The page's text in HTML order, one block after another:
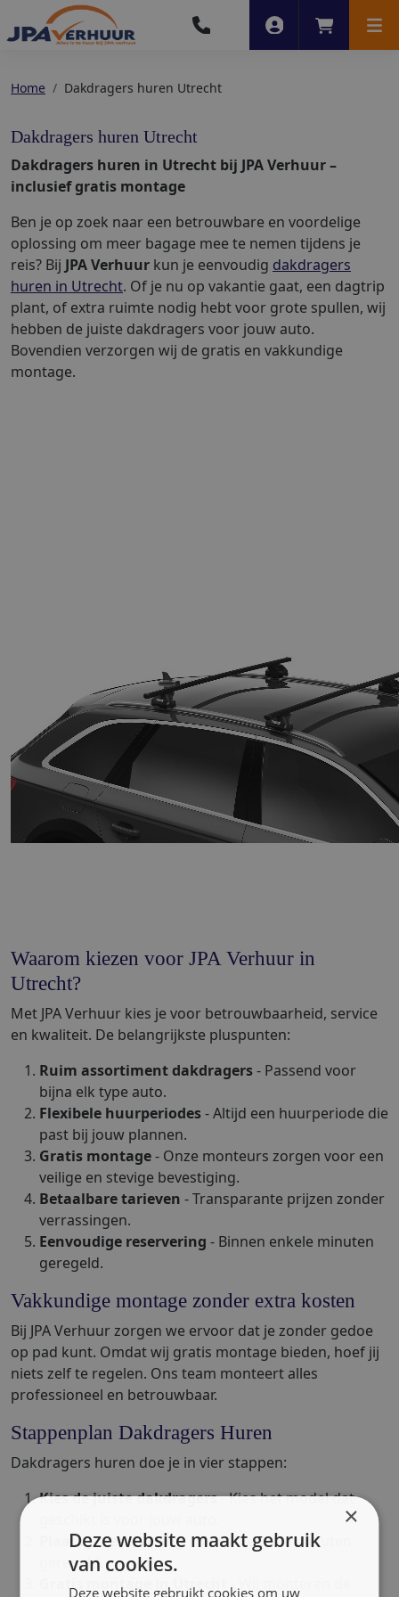
Account
Home Dakdragers huren Utrecht
Dakdragers huren Utrecht
Dakdragers huren in Utrecht bij JPA Verhuur –
inclusief gratis montage
Ben je op zoek naar een betrouwbare en voordelige
oplossing om meer bagage mee te nemen tijdens je
reis? Bij JPA Verhuur kun je eenvoudig dakdragers
huren in Utrecht. Of je nu op vakantie gaat, een dagtrip
plant, of extra ruimte nodig hebt voor grote spullen, wij
hebben de juiste dakdragers voor jouw auto.
Bovendien verzorgen wij de gratis en vakkundige
montage.
Waarom kiezen voor JPA Verhuur in
Utrecht?
Met JPA Verhuur kies je voor betrouwbaarheid, service
en kwaliteit. De belangrijkste pluspunten:
Ruim assortiment dakdragers- Passend voor
bijna elk type auto.
Flexibele huurperiodes- Altijd een huurperiode die
past bij jouw plannen.
Gratis montage- Onze monteurs zorgen voor een
veilige en stevige bevestiging.
Betaalbare tarieven - Transparante prijzen zonder
verrassingen.
Eenvoudige reservering - Binnen enkele minuten
geregeld.
Vakkundige montage zonder extra kosten
Bij JPA Verhuur zorgen we ervoor dat je zonder gedoe
op pad kunt. Omdat wij gratis montage bieden, hoef jij
niets zelf te regelen. Ons team monteert alles
professioneel en betrouwbaar.
Stappenplan Dakdragers Huren
Dakdragers huren doe je in vier stappen:
Kies de juiste dakdragers- Kies het model dat
Plaats je reservering- Binnen enkele minuten
geregeld.
Gratis montage in Utrecht
- Wij monteren de
×
Deze website maakt gebruik
van cookies.
Deze website gebruikt cookies om uw